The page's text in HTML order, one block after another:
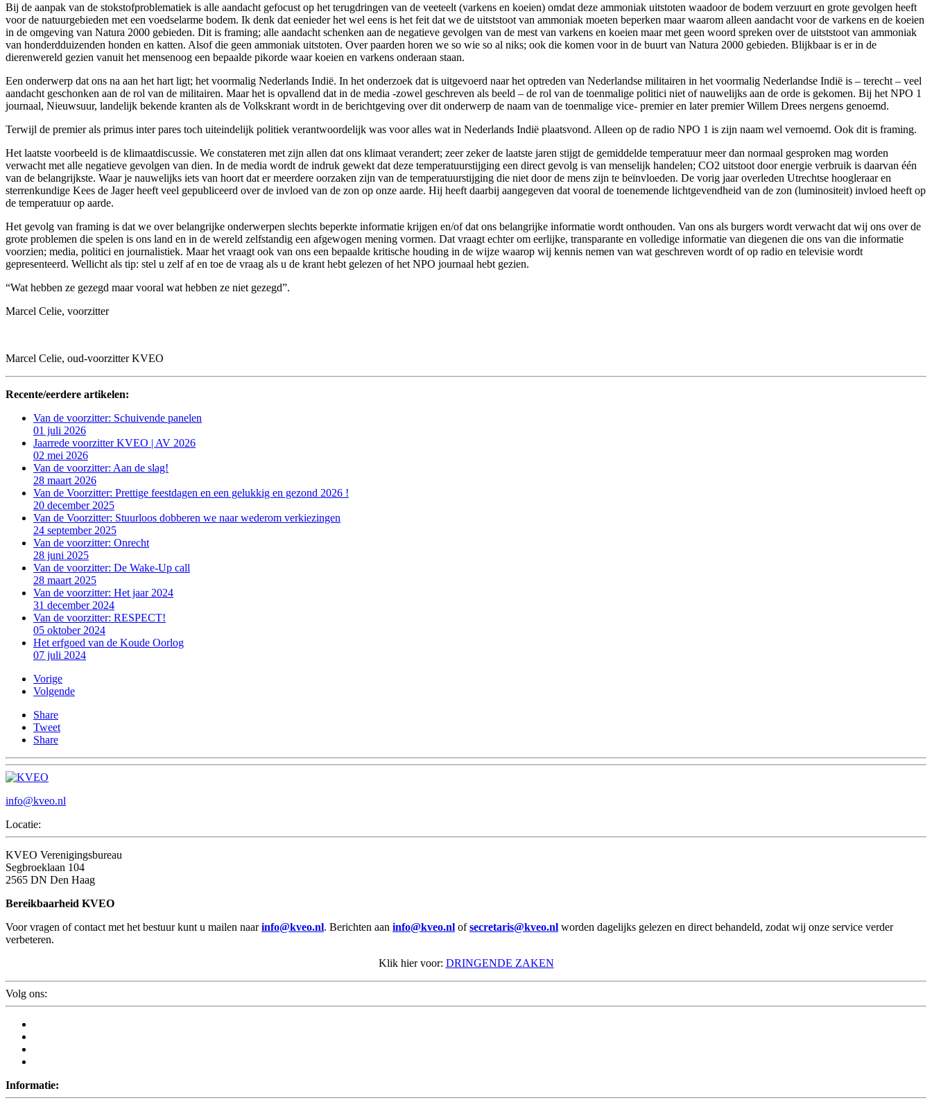
Bij de aanpak van de stokstofproblematiek is alle aandacht gefocust op het terugdringen van de veeteelt (varkens en koeien) omdat deze ammoniak uitstoten waadoor de bodem verzuurt en grote gevolgen heeft
voor de natuurgebieden met een voedselarme bodem. Ik denk dat eenieder het wel eens is het feit dat we de uitststoot van ammoniak moeten beperken maar waarom alleen aandacht voor de varkens en de koeien
in de omgeving van Natura 2000 gebieden. Dit is framing; alle aandacht schenken aan de negatieve gevolgen van de mest van varkens en koeien maar met geen woord spreken over de uitststoot van ammoniak
van honderdduizenden honden en katten. Alsof die geen ammoniak uitstoten. Over paarden horen we so wie so al niks; ook die komen voor in de buurt van Natura 2000 gebieden. Blijkbaar is er in de
dierenwereld gezien vanuit het mensenoog een bepaalde pikorde waar koeien en varkens onderaan staan.
Een onderwerp dat ons na aan het hart ligt; het voormalig Nederlands Indië. In het onderzoek dat is uitgevoerd naar het optreden van Nederlandse militairen in het voormalig Nederlandse Indië is – terecht – veel
aandacht geschonken aan de rol van de militairen. Maar het is opvallend dat in de media -zowel geschreven als beeld – de rol van de toenmalige politici niet of nauwelijks aan de orde is gekomen. Bij het NPO 1
journaal, Nieuwsuur, landelijk bekende kranten als de Volkskrant wordt in de berichtgeving over dit onderwerp de naam van de toenmalige vice- premier en later premier Willem Drees nergens genoemd.
Terwijl de premier als primus inter pares toch uiteindelijk politiek verantwoordelijk was voor alles wat in Nederlands Indië plaatsvond. Alleen op de radio NPO 1 is zijn naam wel vernoemd. Ook dit is framing.
Het laatste voorbeeld is de klimaatdiscussie. We constateren met zijn allen dat ons klimaat verandert; zeer zeker de laatste jaren stijgt de gemiddelde temperatuur meer dan normaal gesproken mag worden
verwacht met alle negatieve gevolgen van dien. In de media wordt de indruk gewekt dat deze temperatuurstijging een direct gevolg is van menselijk handelen; CO2 uitstoot door energie verbruik is daarvan één
van de belangrijkste. Waar je nauwelijks iets van hoort dat er meerdere oorzaken zijn van de temperatuurstijging die niet door de mens zijn te beïnvloeden. De vorig jaar overleden Utrechtse hoogleraar en
sterrenkundige Kees de Jager heeft veel gepubliceerd over de invloed van de zon op onze aarde. Hij heeft daarbij aangegeven dat vooral de toenemende lichtgevendheid van de zon (luminositeit) invloed heeft op
de temperatuur op aarde.
Het gevolg van framing is dat we over belangrijke onderwerpen slechts beperkte informatie krijgen en/of dat ons belangrijke informatie wordt onthouden. Van ons als burgers wordt verwacht dat wij ons over de
grote problemen die spelen is ons land en in de wereld zelfstandig een afgewogen mening vormen. Dat vraagt echter om eerlijke, transparante en volledige informatie van diegenen die ons van die informatie
voorzien; media, politici en journalistiek. Maar het vraagt ook van ons een bepaalde kritische houding in de wijze waarop wij kennis nemen van wat geschreven wordt of op radio en televisie wordt
gepresenteerd. Wellicht als tip: stel u zelf af en toe de vraag als u de krant hebt gelezen of het NPO journaal hebt gezien.
“Wat hebben ze gezegd maar vooral wat hebben ze niet gezegd”.
Marcel Celie, voorzitter
Marcel Celie, oud-voorzitter KVEO
Recente/eerdere artikelen:
Van de voorzitter: Schuivende panelen
01 juli 2026
Jaarrede voorzitter KVEO | AV 2026
02 mei 2026
Van de voorzitter: Aan de slag!
28 maart 2026
Van de Voorzitter: Prettige feestdagen en een gelukkig en gezond 2026 !
20 december 2025
Van de Voorzitter: Stuurloos dobberen we naar wederom verkiezingen
24 september 2025
Van de voorzitter: Onrecht
28 juni 2025
Van de voorzitter: De Wake-Up call
28 maart 2025
Van de voorzitter: Het jaar 2024
31 december 2024
Van de voorzitter: RESPECT!
05 oktober 2024
Het erfgoed van de Koude Oorlog
07 juli 2024
Vorige
Volgende
Share
Tweet
Share
info@kveo.nl
Locatie:
KVEO Verenigingsbureau
Segbroeklaan 104
2565 DN Den Haag
Bereikbaarheid KVEO
Voor vragen of contact met het bestuur kunt u mailen naarinfo@kveo.nl. Berichten aan info@kveo.nl ofsecretaris@kveo.nl worden dagelijks gelezen en direct behandeld, zodat wij onze service verder
verbeteren.
Klik hier voor: DRINGENDE ZAKEN
Volg ons:
Informatie: